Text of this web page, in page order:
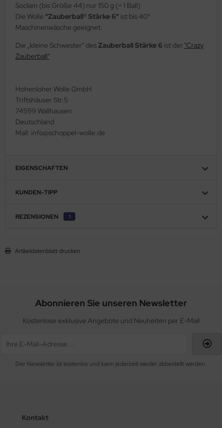
Socken (bis Größe 44) nur 150 g (= 1 Ball)
Die Wolle "Zauberball® Stärke 6" ist bis 40°
Maschinenwäsche geeignet.
Die „kleine Schwester“ desZauberball Stärke 6 ist der "Crazy
Zauberball"
Hohenloher Wolle GmbH
Triftshäuser Str.5
74599 Wallhausen
Deutschland
Mail: info@schoppel-wolle.de
EIGENSCHAFTEN
KUNDEN-TIPP
REZENSIONEN 1
Artikeldatenblatt drucken
Abonnieren Sie unseren Newsletter
Kostenlose exklusive Angebote und Neuheiten per E-Mail
Der Newsletter ist kostenlos und kann jederzeit wieder abbestellt werden.
Kontakt